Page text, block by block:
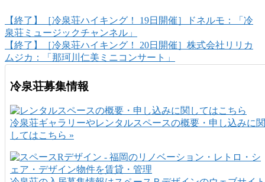
【終了】［冷泉荘ハイキング！ 19日開催］ドネルモ：「冷
泉荘ミュージックチャンネル」
【終了】［冷泉荘ハイキング！ 20日開催］株式会社リリカ
ムジカ：「那珂川仁美ミニコンサート」
冷泉荘募集情報
冷泉荘ギャラリーやレンタルスペースの概要・申し込みに関
してはこちら »